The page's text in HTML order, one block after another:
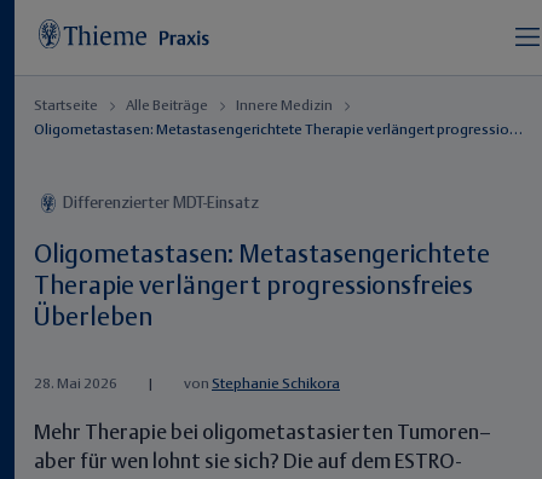
Startseite Alle Beiträge
Innere Medizin
Oligometastasen: Metastasengerichtete Therapie verlängert progressionsfreies Überleben
Differenzierter MDT-Einsatz
Oligometastasen: Metastasengerichtete
Therapie verlängert progressionsfreies
Überleben
28. Mai 2026 von Stephanie Schikora
Mehr Therapie bei oligometastasierten Tumoren–
aber für wen lohnt sie sich? Die auf dem ESTRO-